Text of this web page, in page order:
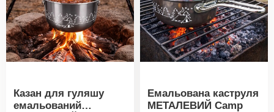
Казан для гуляшу
емальований
Емальована каструля
МЕТАЛЕВИЙ Camp